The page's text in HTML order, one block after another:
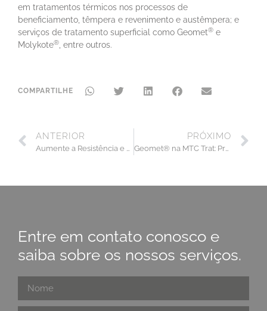
em tratamentos térmicos nos processos de
beneficiamento, têmpera e revenimento e austêmpera; e
serviços de tratamento superficial como Geomet® e
Molykote® , entre outros.
COMPARTILHE
ANTERIOR
Aumente a Resistência e Durabilidade das Suas Peças com a Cementação da MTC Trat.
PRÓXIMO
Geomet® na MTC Trat: Proteção Superior e Sustentabilidade para suas Peças.
Entre em contato conosco e
saiba sobre os nossos serviços.